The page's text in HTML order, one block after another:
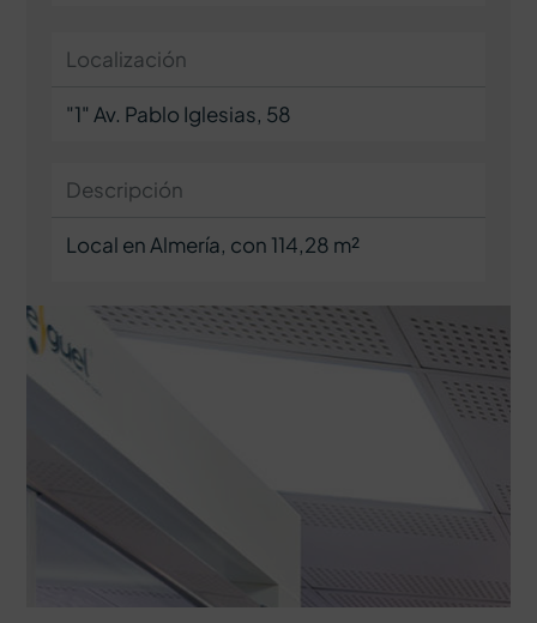
Localización
"1" Av. Pablo Iglesias, 58
Descripción
Local en Almería, con 114,28 m²